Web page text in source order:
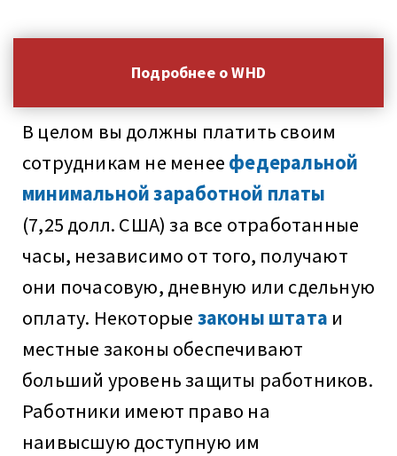
В целом вы должны платить своим
сотрудникам не менее федеральной
минимальной заработной платы
(7,25 долл. США) за все отработанные
часы, независимо от того, получают
они почасовую, дневную или сдельную
оплату. Некоторые законы штата и
местные законы обеспечивают
больший уровень защиты работников.
Работники имеют право на
наивысшую доступную им
Подробнее о WHD